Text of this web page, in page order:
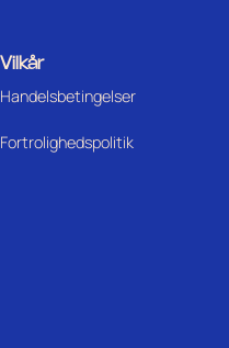
Vilkår
Handelsbetingelser
Fortrolighedspolitik